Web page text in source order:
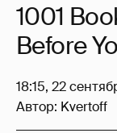
1001
Before
18:15, 22
Автор: Kvertoff